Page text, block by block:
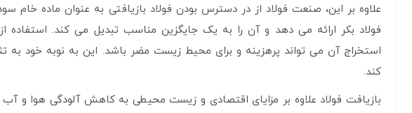
علاوه بر این، صنعت فولاد از در دسترس بودن فولاد بازیافتی به عنوان ماده خام
فولاد بکر ارائه می دهد و آن را به یک جایگزین مناسب تبدیل می کند. استفاده
استخراج آن می تواند پرهزینه و برای محیط زیست مضر باشد. این به نوبه خود
کند.
بازیافت فولاد علاوه بر مزایای اقتصادی و زیست محیطی به کاهش آلودگی هوا و